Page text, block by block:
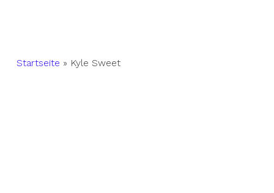
Startseite » Kyle Sweet